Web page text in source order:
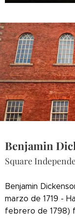
Benjamin
Square
Benjamin
marzo de 1719 -
febrero de 1798)